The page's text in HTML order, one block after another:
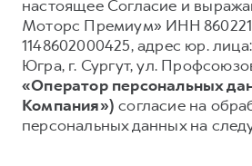
Страхование
Кредит
КОРПОРАТИВНЫМ
Для малого бизнеса
ПОДДЕРЖКА
GWM Безопасность
Гарантия HAVAL
Мобильное приложение GWM
настоящее Согласие и
Моторс Премиум» ИНН
1148602000425, адрес юр.
Югра, г. Сургут, ул.
«Оператор персональных
Компания») согласие на
персональных данных на